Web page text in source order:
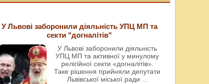
У Львові заборонили діяльність УПЦ МП та
секти "догналітів"
У Львові заборонили діяльність
УПЦ МП та активної у минулому
релігійної секти «догналітів».
Таке рішення прийняли депутати
Львівської міської ради